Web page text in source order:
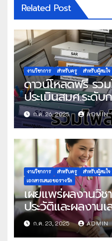
Related Post
งานวิชาการ สำหรับครู สำหรับผู้สนใจ
ดาวน์โหลดฟรี รว
ประเมินสมศ.ระดั
ก.ค. 26, 2025 ADMIN
งานวิชาการ สำหรับครู สำหรับผู้สนใจ
เอกสารเสนอขอรางวัล
เผยแพร่ผลงานวิช
ประวัติและผลงาน
โครงการครูดีในด
ครั้งที่ 22
ก.ค. 23, 2025 ADMIN